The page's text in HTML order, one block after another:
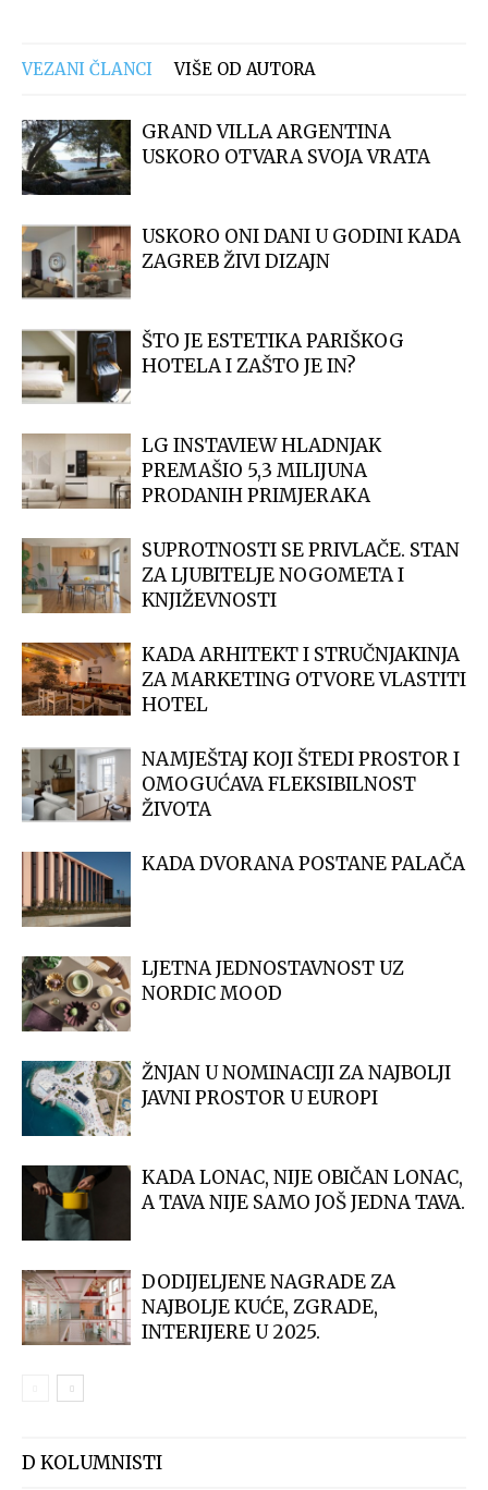
VEZANI ČLANCI VIŠE OD AUTORA
GRAND VILLA ARGENTINA
USKORO OTVARA SVOJA VRATA
USKORO ONI DANI U GODINI KADA
ZAGREB ŽIVI DIZAJN
ŠTO JE ESTETIKA PARIŠKOG
HOTELA I ZAŠTO JE IN?
LG INSTAVIEW HLADNJAK
PREMAŠIO 5,3 MILIJUNA
PRODANIH PRIMJERAKA
SUPROTNOSTI SE PRIVLAČE. STAN
ZA LJUBITELJE NOGOMETA I
KNJIŽEVNOSTI
KADA ARHITEKT I STRUČNJAKINJA
ZA MARKETING OTVORE VLASTITI
HOTEL
NAMJEŠTAJ KOJI ŠTEDI PROSTOR I
OMOGUĆAVA FLEKSIBILNOST
ŽIVOTA
KADA DVORANA POSTANE PALAČA
LJETNA JEDNOSTAVNOST UZ
NORDIC MOOD
ŽNJAN U NOMINACIJI ZA NAJBOLJI
JAVNI PROSTOR U EUROPI
KADA LONAC, NIJE OBIČAN LONAC,
A TAVA NIJE SAMO JOŠ JEDNA TAVA.
DODIJELJENE NAGRADE ZA
NAJBOLJE KUĆE, ZGRADE,
INTERIJERE U 2025.
D KOLUMNISTI